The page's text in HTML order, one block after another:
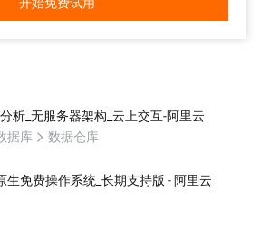
析_无服务器架构_云上交互-阿里云
据库 数据仓库
生免费操作系统_长期支持版 - 阿里云